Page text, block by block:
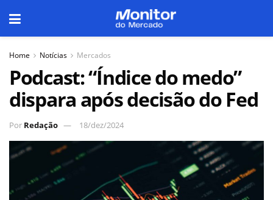
Home Notícias Mercados
Podcast: “Índice do medo”
dispara após decisão do Fed
Por Redação 18/dez/2024